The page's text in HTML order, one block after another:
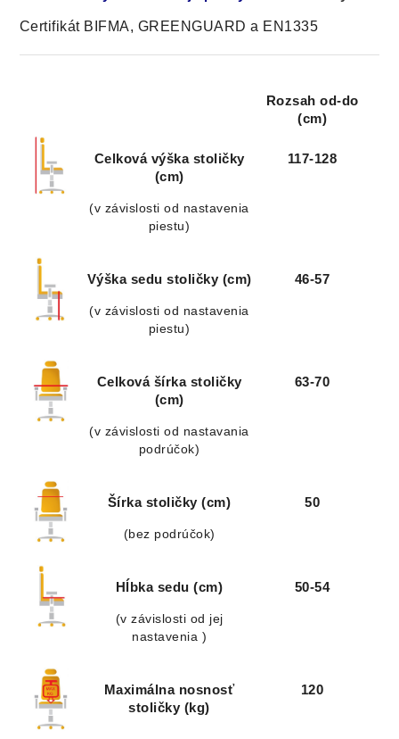
Certifikát BIFMA, GREENGUARD a EN1335
Rozsah od-do
(cm)
Celková výška stoličky
(cm)
(v závislosti od nastavenia
piestu)
117-128
Výška sedu stoličky (cm)
(v závislosti od nastavenia
piestu)
46-57
Celková šírka stoličky
(cm)
(v závislosti od nastavania
podrúčok)
63-70
Šírka stoličky (cm)
(bez podrúčok)
50
Hĺbka sedu (cm)
(v závislosti od jej
nastavenia )
50-54
Maximálna nosnosť
stoličky (kg)
120